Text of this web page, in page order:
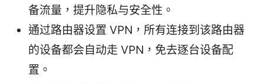
备流量，提升隐私与安全性。
通过路由器设置 VPN，所有连接到该路由器
的设备都会自动走 VPN，免去逐台设备配
置。